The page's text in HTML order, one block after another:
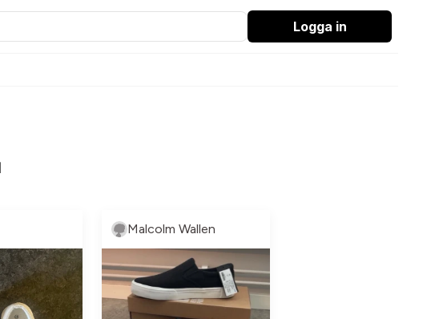
Logga in
Malcolm Wallen